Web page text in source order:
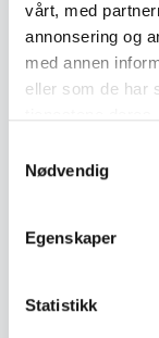
vårt, med
annonsering og
med annen
eller som de har
Nødvendig
Egenskaper
Statistikk
Eldre dobbel
og dekorativ
• Står på
• Trolig fra
• Mål: